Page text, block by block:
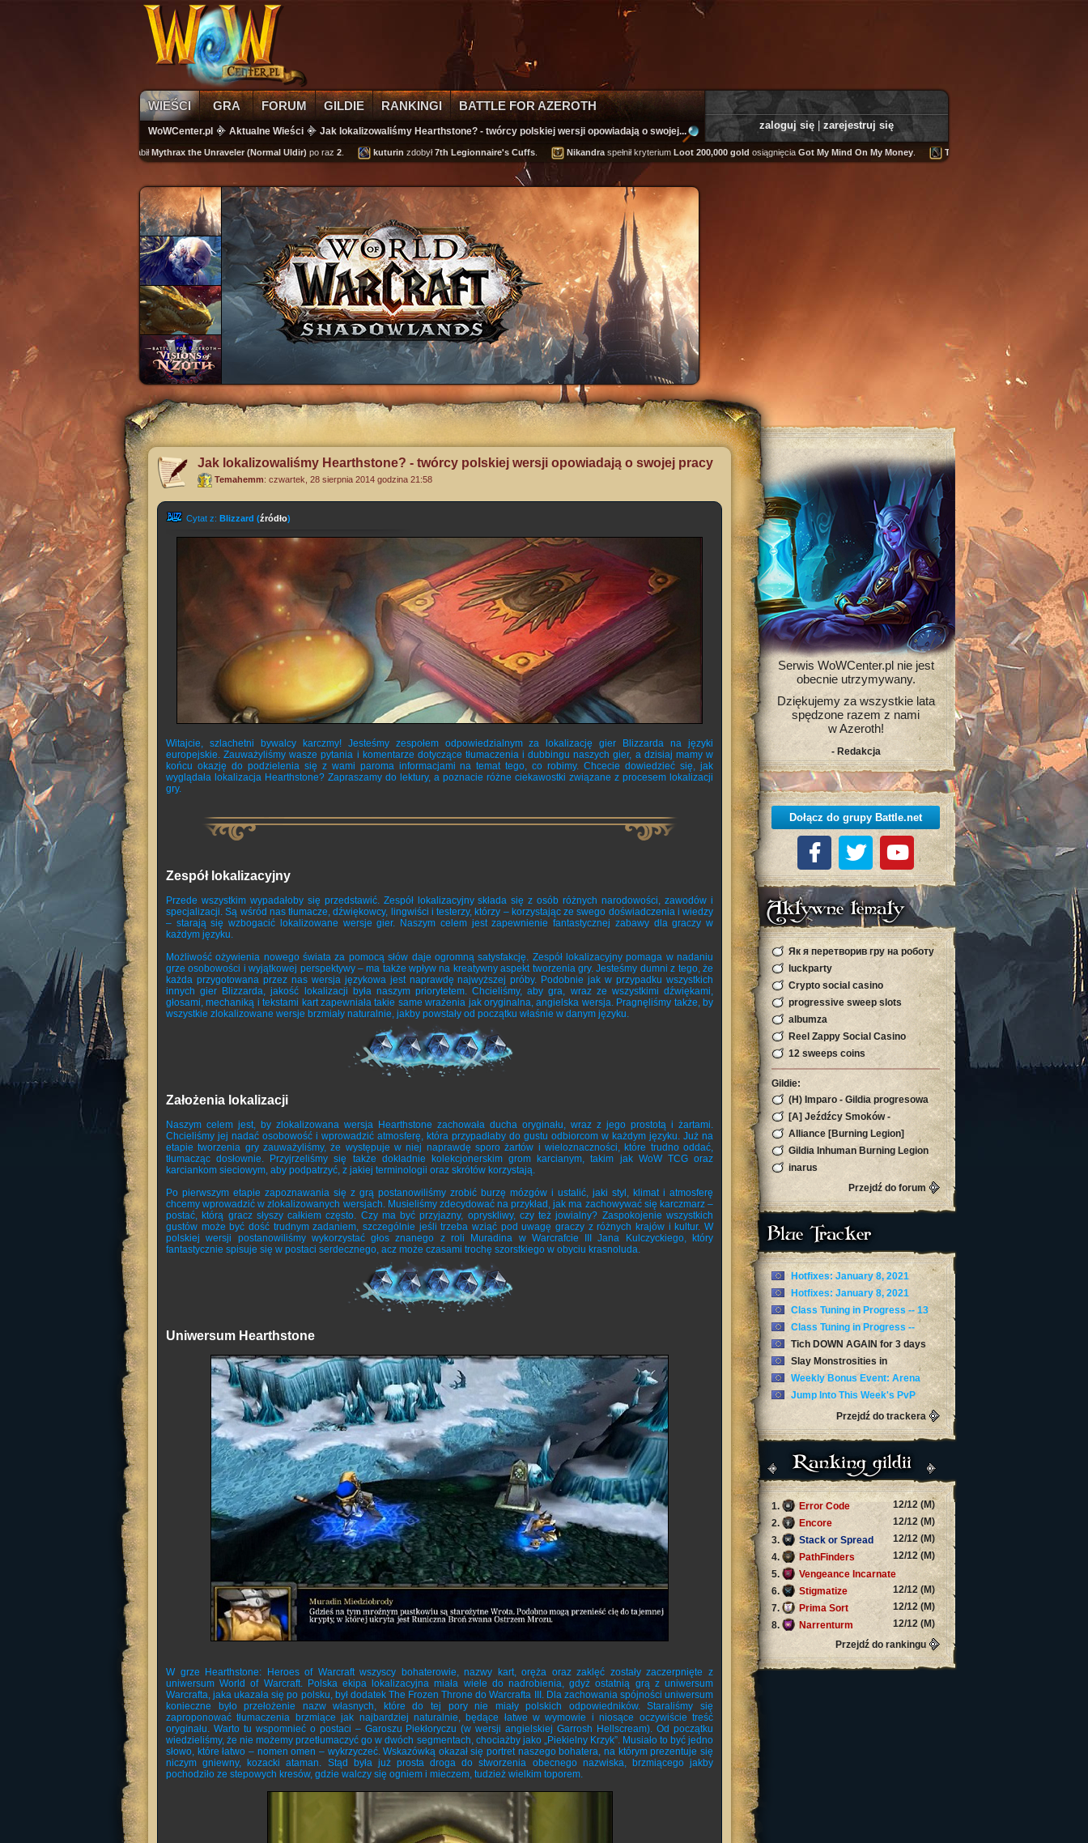
zaloguj się zarejestruj się
WIEŚCI GRA FORUM GILDIE RANKINGI BATTLE FOR AZEROTH
WoWCenter.pl Aktualne Wieści Jak lokalizowaliśmy Hearthstone? - twórcy polskiej wersji opowiadają o swojej...
Mythrax the Unraveler (Normal Uldir)po raz 2. kuturin zdobył 7th Legionnaire's Cuffs. Nikandraspełnił kryteriumLoot 200,000 goldosiągnięciaGot My Mind On My Money . Toolyzdobył
Serwis WoWCenter.pl nie jest
obecnie utrzymywany.
Dziękujemy za wszystkie lata
spędzone razem z nami
w Azeroth!
- Redakcja
Dołącz do grupy Battle.net
Aktywne tematy
Як я перетворив гру на роботу
і виграв більше, ніж заробляв за р
luckparty
Crypto social casino
progressive sweep slots
albumza
Reel Zappy Social Casino
12 sweeps coins
Gildie:
(H) Imparo - Gildia progresowa
Burning Legion!
[A] Jeźdźcy Smoków -
Silvermoon
Alliance [Burning Legion]
Gildia Inhuman Burning Legion
Horda Zapraszamy
inarus
Przejdź do forum
Blue Tracker
Hotfixes: January 8, 2021
Hotfixes: January 8, 2021
Class Tuning in Progress -- 13
JanuaryClass Tuning in Progress --
January 12
Tich DOWN AGAIN for 3 days
now Slay Monstrosities in
Torghast’s Twisting Corridors
Weekly Bonus Event: Arena
Skirmishes
Jump Into This Week's PvP
Przejdź do trackera
Ranking gildii
1. Error Code
12/12 (M)
2.
Encore
12/12 (M)
3.
Stack or Spread
12/12 (M)
4.
PathFinders
12/12 (M)
5.
Vengeance Incarnate
12/12 (M)
6. Stigmatize
12/12 (M)
7.
Prima Sort
12/12 (M)
8.
Narrenturm
12/12 (M)
Przejdź do rankingu
Jak lokalizowaliśmy Hearthstone? - twórcy polskiej wersji opowiadają o swojej pracy
Temahemm: czwartek, 28 sierpnia 2014 godzina 21:58
Cytat z: Blizzard (źródło)
Witajcie, szlachetni bywalcy karczmy! Jesteśmy zespołem odpowiedzialnym za lokalizację gier Blizzarda na języki
europejskie. Zauważyliśmy wasze pytania i komentarze dotyczące tłumaczenia i dubbingu naszych gier, a dzisiaj mamy w
końcu okazję do podzielenia się z wami paroma informacjami na temat tego, co robimy. Chcecie dowiedzieć się, jak
wyglądała lokalizacja Hearthstone? Zapraszamy do lektury, a poznacie różne ciekawostki związane z procesem lokalizacji
gry.
Zespół lokalizacyjny
Przede wszystkim wypadałoby się przedstawić. Zespół lokalizacyjny składa się z osób różnych narodowości, zawodów i
specjalizacji. Są wśród nas tłumacze, dźwiękowcy, lingwiści i testerzy, którzy – korzystając ze swego doświadczenia i wiedzy
– starają się wzbogacić lokalizowane wersje gier. Naszym celem jest zapewnienie fantastycznej zabawy dla graczy w
każdym języku.
Możliwość ożywienia nowego świata za pomocą słów daje ogromną satysfakcję. Zespół lokalizacyjny pomaga w nadaniu
grze osobowości i wyjątkowej perspektywy – ma także wpływ na kreatywny aspekt tworzenia gry. Jesteśmy dumni z tego, że
każda przygotowana przez nas wersja językowa jest naprawdę najwyższej próby. Podobnie jak w przypadku wszystkich
innych gier Blizzarda, jakość lokalizacji była naszym priorytetem. Chcieliśmy, aby gra, wraz ze wszystkimi dźwiękami,
głosami, mechaniką i tekstami kart zapewniała takie same wrażenia jak oryginalna, angielska wersja. Pragnęliśmy także, by
wszystkie zlokalizowane wersje brzmiały naturalnie, jakby powstały od początku właśnie w danym języku.
Założenia lokalizacji
Naszym celem jest, by zlokalizowana wersja Hearthstone zachowała ducha oryginału, wraz z jego prostotą i żartami.
Chcieliśmy jej nadać osobowość i wprowadzić atmosferę, która przypadłaby do gustu odbiorcom w każdym języku. Już na
etapie tworzenia gry zauważyliśmy, że występuje w niej naprawdę sporo żartów i wieloznaczności, które trudno oddać,
tłumacząc dosłownie. Przyjrzeliśmy się także dokładnie kolekcjonerskim grom karcianym, takim jak WoW TCG oraz
karciankom sieciowym, aby podpatrzyć, z jakiej terminologii oraz skrótów korzystają.
Po pierwszym etapie zapoznawania się z grą postanowiliśmy zrobić burzę mózgów i ustalić, jaki styl, klimat i atmosferę
chcemy wprowadzić w zlokalizowanych wersjach. Musieliśmy zdecydować na przykład, jak ma zachowywać się karczmarz –
postać, którą gracz słyszy całkiem często. Czy ma być przyjazny, opryskliwy, czy też jowialny? Zaspokojenie wszystkich
gustów może być dość trudnym zadaniem, szczególnie jeśli trzeba wziąć pod uwagę graczy z różnych krajów i kultur. W
polskiej wersji postanowiliśmy wykorzystać głos znanego z roli Muradina w Warcrafcie III Jana Kulczyckiego, który
fantastycznie spisuje się w postaci serdecznego, acz może czasami trochę szorstkiego w obyciu krasnoluda.
Uniwersum Hearthstone
W grze Hearthstone: Heroes of Warcraft wszyscy bohaterowie, nazwy kart, oręża oraz zaklęć zostały zaczerpnięte z
uniwersum World of Warcraft. Polska ekipa lokalizacyjna miała wiele do nadrobienia, gdyż ostatnią grą z uniwersum
Warcrafta, jaka ukazała się po polsku, był dodatek The Frozen Throne do Warcrafta III. Dla zachowania spójności uniwersum
konieczne było przełożenie nazw własnych, które do tej pory nie miały polskich odpowiedników. Staraliśmy się
zaproponować tłumaczenia brzmiące jak najbardziej naturalnie, będące łatwe w wymowie i niosące oczywiście treść
oryginału. Warto tu wspomnieć o postaci – Garoszu Piekłoryczu (w wersji angielskiej Garrosh Hellscream). Od początku
wiedzieliśmy, że nie możemy przetłumaczyć go w dwóch segmentach, chociażby jako „Piekielny Krzyk”. Musiało to być jedno
słowo, które łatwo – nomen omen – wykrzyczeć. Wskazówką okazał się portret naszego bohatera, na którym prezentuje się
niczym gniewny, kozacki ataman. Stąd była już prosta droga do stworzenia obecnego nazwiska, brzmiącego jakby
pochodziło ze stepowych kresów, gdzie walczy się ogniem i mieczem, tudzież wielkim toporem.